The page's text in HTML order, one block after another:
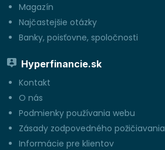
Magazín
Najčastejšie otázky
Banky, poisťovne, spoločnosti
Hyperfinancie.sk
Kontakt
O nás
Podmienky používania webu
Zásady zodpovedného požičiavania
Informácie pre klientov